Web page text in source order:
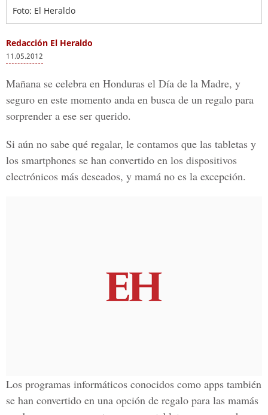
Foto: El Heraldo
Redacción El Heraldo
11.05.2012
Mañana se celebra en Honduras el Día de la Madre, y
seguro en este momento anda en busca de un regalo para
sorprender a ese ser querido.
Si aún no sabe qué regalar, le contamos que las tabletas y
los smartphones se han convertido en los dispositivos
electrónicos más deseados, y mamá no es la excepción.
Los programas informáticos conocidos como apps también
se han convertido en una opción de regalo para las mamás